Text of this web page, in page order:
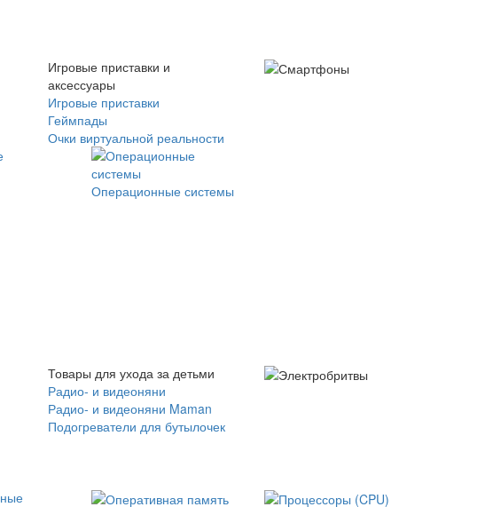
Игровые приставки и
аксессуары
Игровые приставки
Геймпады
Очки виртуальной реальности
Операционные системы
Товары для ухода за детьми
Радио- и видеоняни
Радио- и видеоняни Maman
Подогреватели для бутылочек